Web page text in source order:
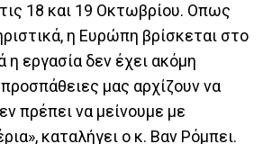
18 και 19 Οκτωβρίου. Οπως
η Ευρώπη βρίσκεται στο
εργασία δεν έχει ακόμη
μας αρχίζουν να
πρέπει να μείνουμε με
καταλήγει ο κ. Βαν Ρόμπει.